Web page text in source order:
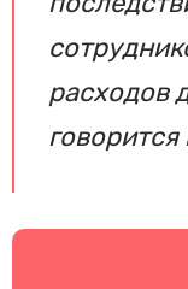
расходов
говорится